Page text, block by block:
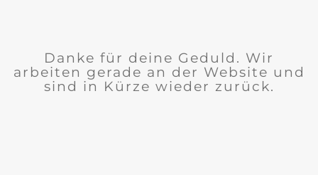
Danke für deine Geduld. Wir
arbeiten gerade an der Website und
sind in Kürze wieder zurück.